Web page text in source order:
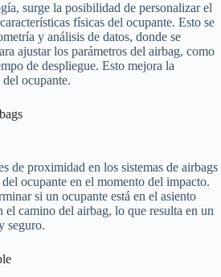
surge la posibilidad de personalizar el
físicas del ocupante. Esto se
y análisis de datos, donde se
ajustar los parámetros del airbag, como
de despliegue. Esto mejora la
ocupante.
de proximidad en los sistemas de airbags
ocupante en el momento del impacto.
si un ocupante está en el asiento
el camino del airbag, lo que resulta en un
seguro.